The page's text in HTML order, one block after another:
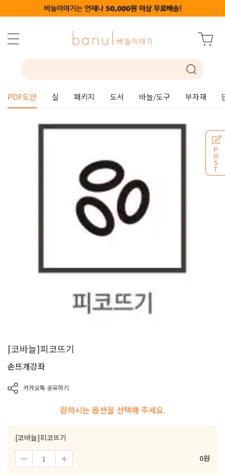
PDF도안 실 패키지 도서 바늘/도구 부자재
P
O
S
T
[코바늘]피코뜨기
손뜨개강좌
카카오톡 공유하기
원하시는 옵션을 선택해 주세요.
[코바늘]피코뜨기
0원